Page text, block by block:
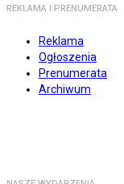
REKLAMA I PRENUMERATA
Reklama
Ogłoszenia
Prenumerata
Archiwum